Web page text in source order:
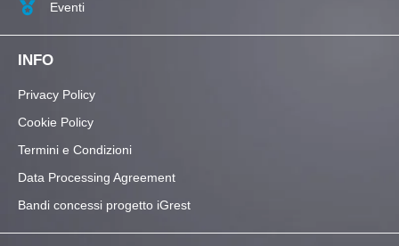
Eventi
INFO
Privacy Policy
Cookie Policy
Termini e Condizioni
Data Processing Agreement
Bandi concessi progetto iGrest